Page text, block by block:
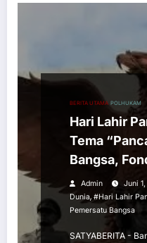
BERITA UTAMA POLHUKAM
Hari Lahir
Tema
Bangsa,
Dunia”
Admin Juni
Dunia, #Hari Lahir
Pemersatu Bangsa
SATYABERITA -